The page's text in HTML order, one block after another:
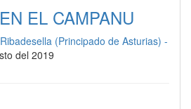
EL CAMPANU
Ribadesella (Principado de Asturias) -
del 2019